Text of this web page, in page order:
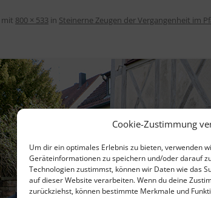
Cookie-Zustimmung
Um dir ein optimales Erlebnis zu bieten, verwenden
Geräteinformationen zu speichern und/oder darauf
Technologien zustimmst, können wir Daten wie das
auf dieser Website verarbeiten. Wenn du deine
zurückziehst, können bestimmte Merkmale und
UNTERSCHRIFTENAKTION
WEILIMDORF
PROJEKT GRENZSTEIN
LICHTKARZ
mit 800 × 533 in Steinerne Zeugen der Vergangenheit im